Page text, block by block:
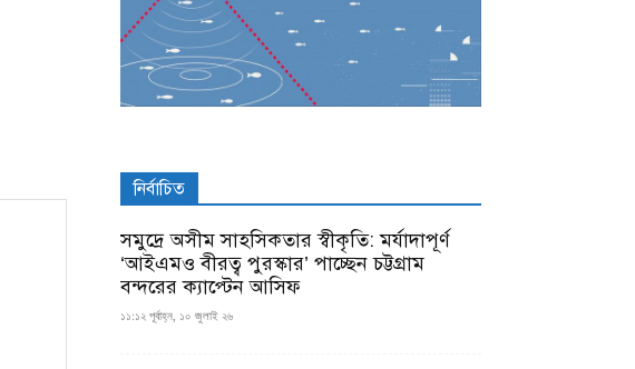
নির্বাচিত
সমুদ্রে অসীম সাহসিকতার স্বীকৃতি: মর্যাদাপূর্ণ
‘আইএমও বীরত্ব পুরস্কার’ পাচ্ছেন চট্টগ্রাম
বন্দরের ক্যাপ্টেন আসিফ
১১:১২ পূর্বাহ্ন, ১০ জুলাই ২৬